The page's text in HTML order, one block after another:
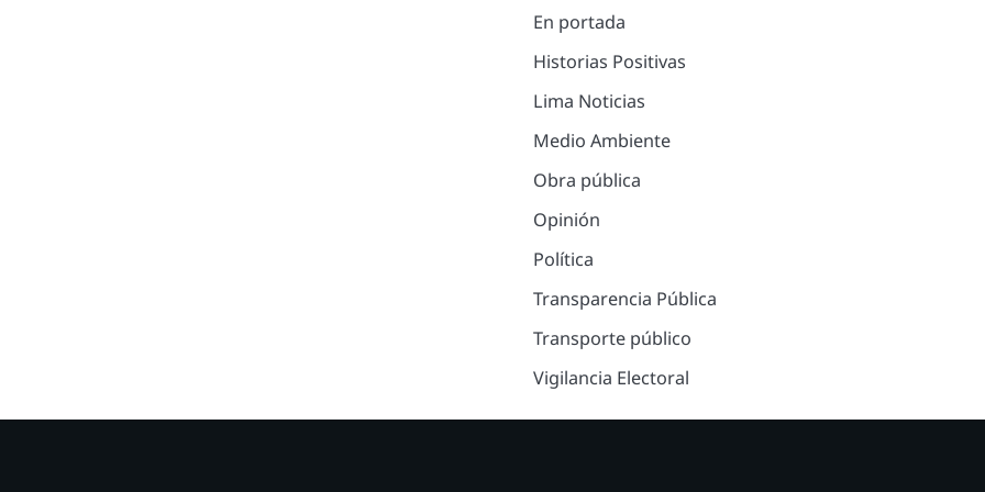
En portada
Historias Positivas
Lima Noticias
Medio Ambiente
Obra pública
Opinión
Política
Transparencia Pública
Transporte público
Vigilancia Electoral